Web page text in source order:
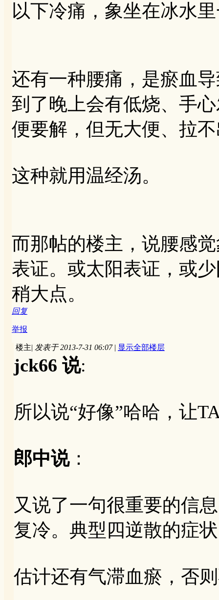
以下冷痛，象坐在冰水
还有一种腰痛，是瘀血
到了晚上会有低烧、手
便要解，但无大便、拉
这种就用温经汤。
而那帖的楼主，说腰感
表证。或太阳表证，或
稍大点。
回复
举报
楼主| 发表于 2013-7-31 06:07 | 显示全部楼层
jck66 说:
所以说“好像”哈哈，让
郎中说：
又说了一句很重要的信
复冷。典型四逆散的症
估计还有气滞血瘀，否